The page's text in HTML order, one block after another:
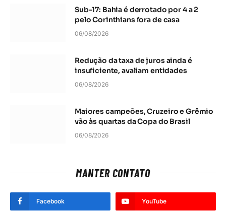
Sub-17: Bahia é derrotado por 4 a 2
pelo Corinthians fora de casa
06/08/2026
Redução da taxa de juros ainda é
insuficiente, avaliam entidades
06/08/2026
Maiores campeões, Cruzeiro e Grêmio
vão às quartas da Copa do Brasil
06/08/2026
MANTER CONTATO
Facebook YouTube